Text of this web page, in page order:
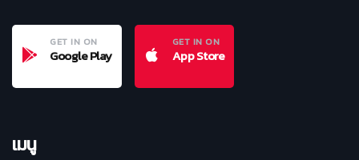
GET IN ON
Google Play
GET IN ON
App Store
เมนู